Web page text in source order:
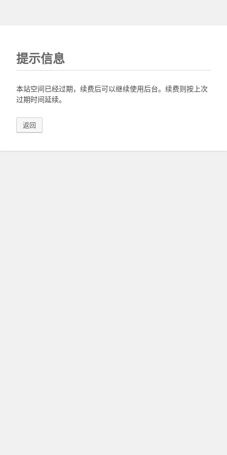
提示信息
本站空间已经过期，续费后可以继续使用后台。续费则按上次
过期时间延续。
返回